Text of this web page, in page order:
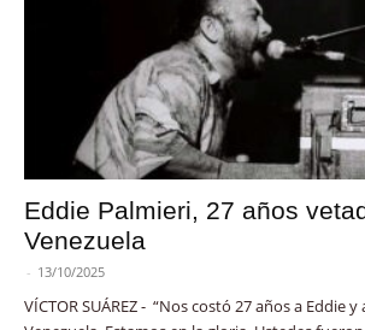
Eddie Palmieri, 27 años
Venezuela
- 13/10/2025
VÍCTOR SUÁREZ - “Nos costó 27 años a Eddie